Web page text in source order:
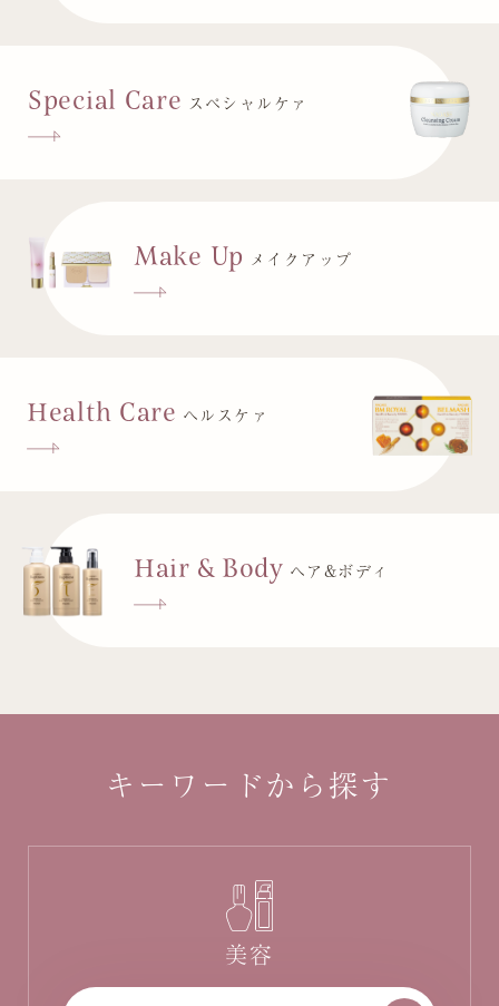
Special Care スペシャルケァ
Make Up メイクアップ
Health Care ヘルスケァ
Hair & Body ヘア&ボディ
キーワードから探す
美容